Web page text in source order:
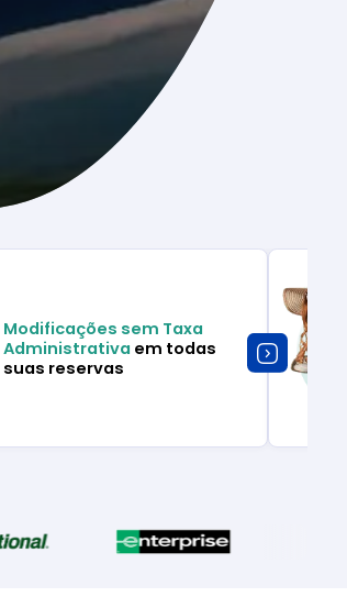
Modificações sem Taxa
Administrativa em todas
suas reservas